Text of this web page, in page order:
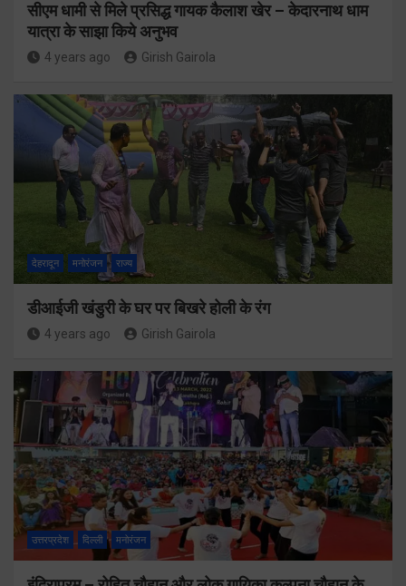
सीएम धामी से मिले प्रसिद्ध गायक कैलाश खेर – केदारनाथ धाम
यात्रा के साझा किये अनुभव
4 years ago Girish Gairola
देहरादून मनोरंजन राज्य
डीआईजी खंडुरी के घर पर बिखरे होली के रंग
4 years ago Girish Gairola
उत्तरप्रदेश दिल्ली मनोरंजन